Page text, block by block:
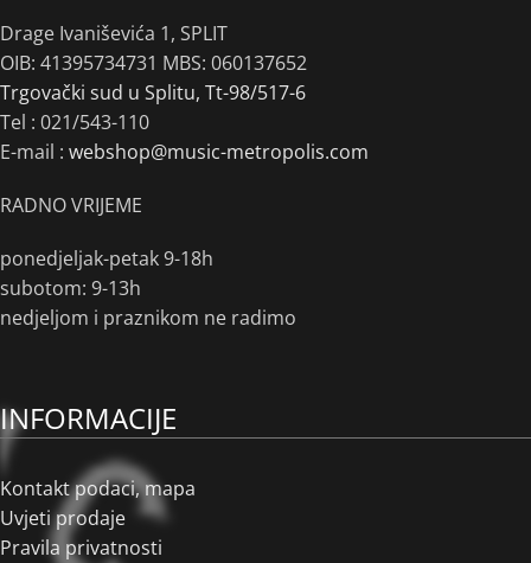
Drage Ivaniševića 1, SPLIT
OIB: 41395734731 MBS: 060137652
Trgovački sud u Splitu, Tt-98/517-6
Tel : 021/543-110
E-mail : webshop@music-metropolis.com
RADNO VRIJEME
ponedjeljak-petak 9-18h
subotom: 9-13h
nedjeljom i praznikom ne radimo
INFORMACIJE
Kontakt podaci, mapa
Uvjeti prodaje
Pravila privatnosti